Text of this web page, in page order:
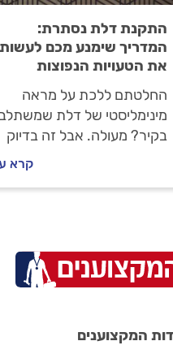
התקנת דלת נסתרת:
המדריך שימנע מכם לעשות
את הטעויות הנפוצות
החלטתם ללכת על מראה
מינימליסטי של דלת
בקיר? מעולה. אבל זה בדיוק
הקטנות: טיח שלא יושב ישר,
בדיעבד. כדי שדלת נסתרת
תיראה חלק מהקיר גם אחרי
להתקין ולתחזק אותה נכון.
קרא
המקצוענים